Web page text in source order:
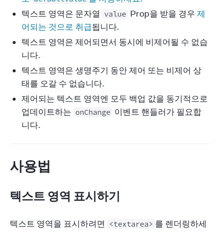
텍스트 영역은 문자열 value Prop을 받을 경우 제
어되는 것으로 취급됩니다.
텍스트 영역은 제어되면서 동시에 비제어될 수 없습
니다.
텍스트 영역은 생명주기 동안 제어 또는 비제어 상
태를 오갈 수 없습니다.
제어되는 텍스트 영역엔 모두 백업 값을 동기적으로
업데이트하는 onChange 이벤트 핸들러가 필요합
니다.
사용법
텍스트 영역 표시하기
텍스트 영역을 표시하려면 <textarea> 를 렌더링하세